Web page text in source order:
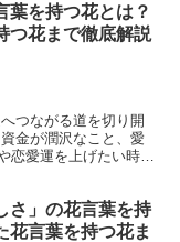
葉を持つ花とは？
つ花まで徹底解説
つながる道を切り開
金が潤沢なこと、愛
恋愛運を上げたい時に
さ」の花言葉を持
花言葉を持つ花ま